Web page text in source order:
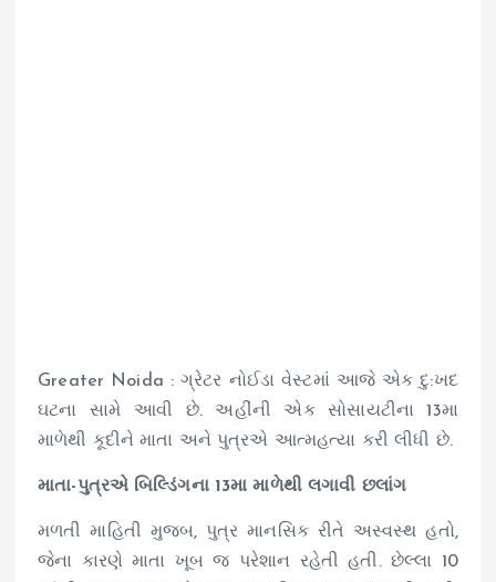
Greater Noida : ગ્રેટર નોઈડા વેસ્ટમાં આજે એક દુ:ખદ
ઘટના સામે આવી છે. અહીંની એક સોસાયટીના 13મા
માળેથી કૂદીને માતા અને પુત્રએ આત્મહત્યા કરી લીધી છે.
માતા-પુત્રએ બિલ્ડિંગના 13મા માળેથી લગાવી છલાંગ
મળતી માહિતી મુજબ, પુત્ર માનસિક રીતે અસ્વસ્થ હતો,
જેના કારણે માતા ખૂબ જ પરેશાન રહેતી હતી. છેલ્લા 10